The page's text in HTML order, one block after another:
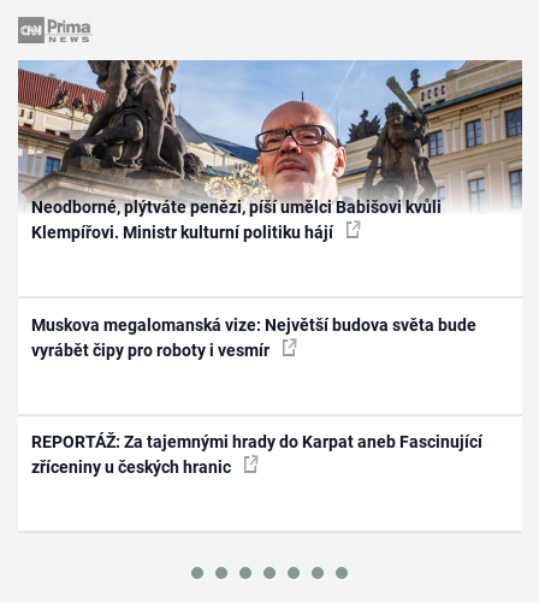
Neodborné, plýtváte penězi, píší umělci Babišovi kvůli
Klempířovi. Ministr kulturní politiku hájí
Muskova megalomanská vize: Největší budova světa bude
vyrábět čipy pro roboty i vesmír
REPORTÁŽ: Za tajemnými hrady do Karpat aneb Fascinující
zříceniny u českých hranic